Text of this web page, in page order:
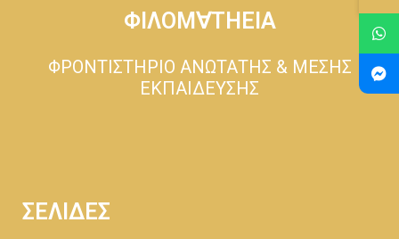
ΦΙΛΟΜ∀ΤΗΕΙΑ
ΦΡΟΝΤΙΣΤΗΡΙΟ ΑΝΩΤΑΤΗΣ & ΜΕΣΗΣ
ΕΚΠΑΙΔΕΥΣΗΣ
ΣΕΛΙΔΕΣ